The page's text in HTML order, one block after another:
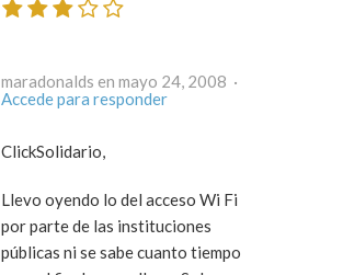
maradonalds en mayo 24, 2008 ·
Accede para responder
ClickSolidario,
Llevo oyendo lo del acceso Wi Fi
por parte de las instituciones
públicas ni se sabe cuanto tiempo